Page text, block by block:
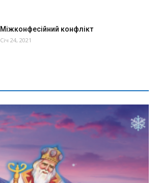
Міжконфесійний конфлікт
Січ 24, 2021